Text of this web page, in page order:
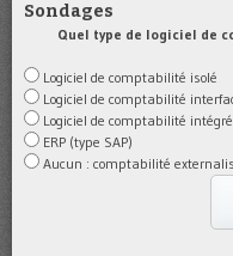
Sondages
Quel type de logiciel de
Logiciel de comptabilité isolé
Logiciel de comptabilité
Logiciel de comptabilité intégré
ERP (type SAP)
Aucun : comptabilité